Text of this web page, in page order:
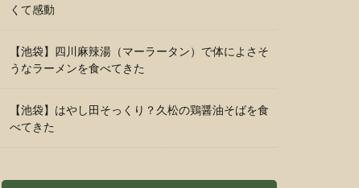
くて感動
【池袋】四川麻辣湯（マーラータン）で体によさそ
うなラーメンを食べてきた
【池袋】はやし田そっくり？久松の鶏醤油そばを食
べてきた